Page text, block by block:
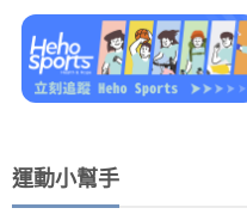
運動小幫手